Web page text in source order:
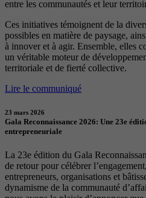
entre les communautés et leur
Ces initiatives témoignent de la
possibles en matière de paysage,
à innover et à agir. Ensemble, elles
un véritable moteur de
territoriale et de fierté collective.
Lire le communiqué
23 mars 2026
Gala Reconnaissance 2026: Une 23e
entrepreneuriale
La 23e édition du Gala
de retour pour célébrer
entrepreneurs, organisations et
dynamisme de la communauté